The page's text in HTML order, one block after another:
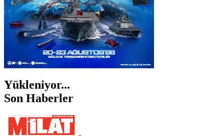
Yükleniyor...
Son Haberler